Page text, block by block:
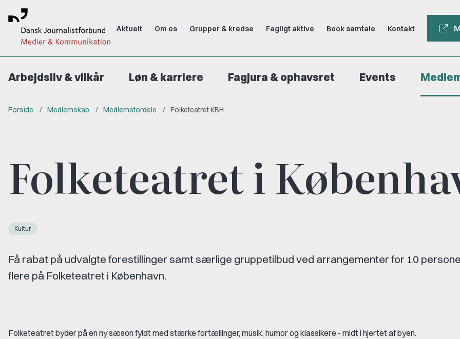
Aktuelt Om os Grupper & kredse Fagligt aktive Book samtale Kontakt
Arbejdsliv & vilkår Løn & karriere Fagjura & ophavsret Events
Forside Medlemskab Medlemsfordele Folketeatret KBH
Folketeatret i
Kultur
Få rabat på udvalgte forestillinger samt særlige gruppetilbud ved arrangementer for 10
flere på Folketeatret i København.
Folketeatret byder på en ny sæson fyldt med stærke fortællinger, musik, humor og klassikere - midt i hjertet af byen.